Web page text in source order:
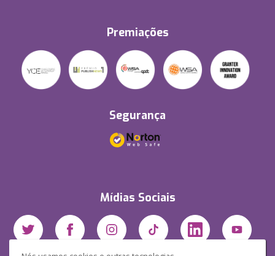
Premiações
Segurança
Mídias Sociais